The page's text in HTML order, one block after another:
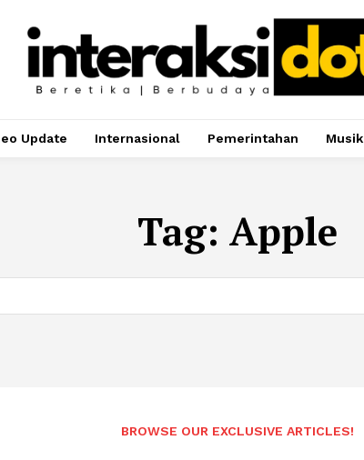
Update Internasional Pemerintahan Musik
Tag: Apple
BROWSE OUR EXCLUSIVE ARTICLES!